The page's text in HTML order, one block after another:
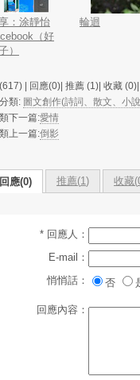
：涂靜怡
（好
）
輪迴
| 回應(0)| 推薦 (1)| 收藏 (0)|
類: 圖文創作(詩詞、散文、小
下一篇:愛情
上一篇:倒影
回應(0) 推薦(1 ) 收藏(
* 回應人：
E-mail：
悄悄話：
否
回應內容：